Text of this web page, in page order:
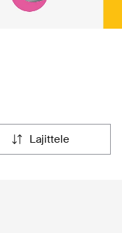
lajittele